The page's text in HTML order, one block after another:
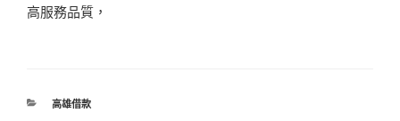
高服務品質，
分
高雄借款